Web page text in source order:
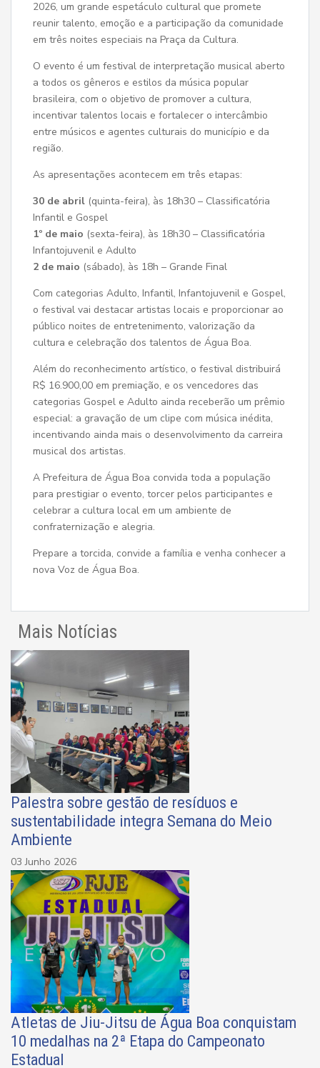
2026, um grande espetáculo cultural que promete
reunir talento, emoção e a participação da comunidade
em três noites especiais na Praça da Cultura.
O evento é um festival de interpretação musical aberto
a todos os gêneros e estilos da música popular
brasileira, com o objetivo de promover a cultura,
incentivar talentos locais e fortalecer o intercâmbio
entre músicos e agentes culturais do município e da
região.
As apresentações acontecem em três etapas:
30 de abril (quinta-feira), às 18h30 – Classificatória
Infantil e Gospel
1º de maio (sexta-feira), às 18h30 – Classificatória
Infantojuvenil e Adulto
2 de maio (sábado), às 18h – Grande Final
Com categorias Adulto, Infantil, Infantojuvenil e Gospel,
o festival vai destacar artistas locais e proporcionar ao
público noites de entretenimento, valorização da
cultura e celebração dos talentos de Água Boa.
Além do reconhecimento artístico, o festival distribuirá
R$ 16.900,00 em premiação, e os vencedores das
categorias Gospel e Adulto ainda receberão um prêmio
especial: a gravação de um clipe com música inédita,
incentivando ainda mais o desenvolvimento da carreira
musical dos artistas.
A Prefeitura de Água Boa convida toda a população
para prestigiar o evento, torcer pelos participantes e
celebrar a cultura local em um ambiente de
confraternização e alegria.
Prepare a torcida, convide a família e venha conhecer a
nova Voz de Água Boa.
Mais Notícias
Palestra sobre gestão de resíduos e
sustentabilidade integra Semana do Meio
Ambiente
03 Junho 2026
Atletas de Jiu-Jitsu de Água Boa conquistam
10 medalhas na 2ª Etapa do Campeonato
Estadual